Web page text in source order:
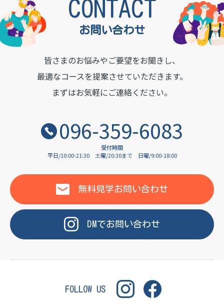
お問い合わせ
CONTACT
皆さまのお悩みやご要望をお聞きし、
最適なコースを提案させていただきます。
まずはお気軽にご連絡ください。
096-359-6083
受付時間
平日/10:00-21:30
土曜/20:30まで 日曜/9:00-18:00
無料見学お問い合わせ
DMでお問い合わせ
FOLLOW US